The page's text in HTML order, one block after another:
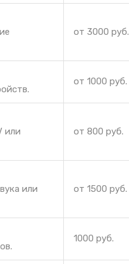
от 3000 руб.
от 1000 руб.
или
от 800 руб.
или
от 1500 руб.
1000 руб.